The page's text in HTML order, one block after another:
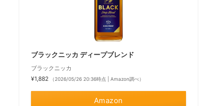
ブラックニッカ ディープブレンド
ブラックニッカ
¥1,882
（2026/05/26 20:36時点 | Amazon調べ）
Amazon